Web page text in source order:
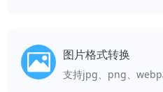
图片格式转换
支持jpg、png、webp